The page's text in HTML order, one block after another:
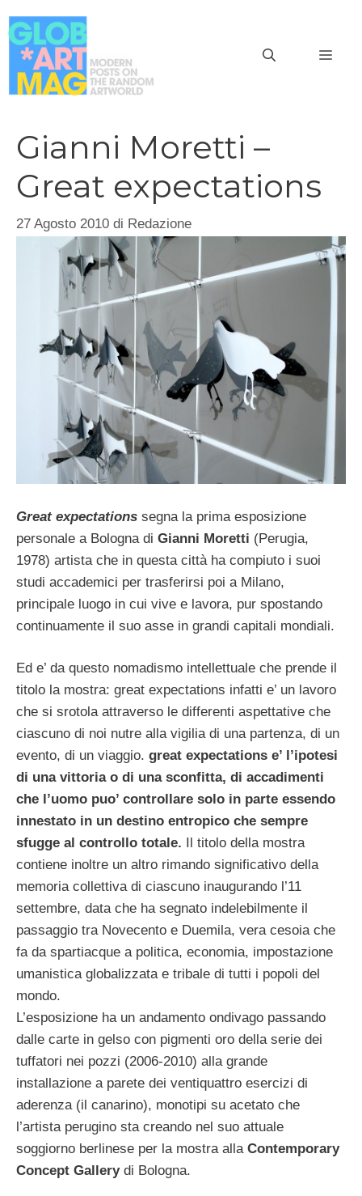
al
contenuto
Gianni Moretti –
Great expectations
27 Agosto 2010 di Redazione
Great expectations segna la prima esposizione
personale a Bologna di Gianni Moretti (Perugia,
1978) artista che in questa città ha compiuto i suoi
studi accademici per trasferirsi poi a Milano,
principale luogo in cui vive e lavora, pur spostando
continuamente il suo asse in grandi capitali mondiali.
Ed e’ da questo nomadismo intellettuale che prende il
titolo la mostra: great expectations infatti e’ un lavoro
che si srotola attraverso le differenti aspettative che
ciascuno di noi nutre alla vigilia di una partenza, di un
evento, di un viaggio. great expectations e’ l’ipotesi
di una vittoria o di una sconfitta, di accadimenti
che l’uomo puo’ controllare solo in parte essendo
innestato in un destino entropico che sempre
sfugge al controllo totale. Il titolo della mostra
contiene inoltre un altro rimando significativo della
memoria collettiva di ciascuno inaugurando l’11
settembre, data che ha segnato indelebilmente il
passaggio tra Novecento e Duemila, vera cesoia che
fa da spartiacque a politica, economia, impostazione
umanistica globalizzata e tribale di tutti i popoli del
mondo.
L’esposizione ha un andamento ondivago passando
dalle carte in gelso con pigmenti oro della serie dei
tuffatori nei pozzi (2006-2010) alla grande
installazione a parete dei ventiquattro esercizi di
aderenza (il canarino), monotipi su acetato che
l’artista perugino sta creando nel suo attuale
soggiorno berlinese per la mostra alla Contemporary
Concept Gallerydi Bologna.